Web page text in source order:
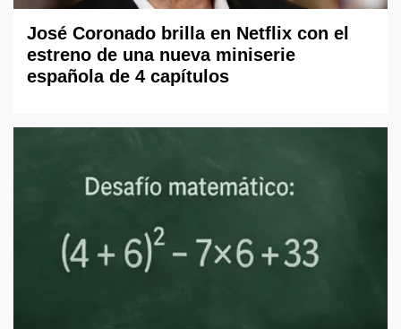
José Coronado brilla en Netflix con el
estreno de una nueva miniserie
española de 4 capítulos